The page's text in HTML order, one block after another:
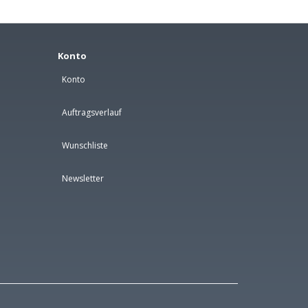
Konto
Konto
Auftragsverlauf
Wunschliste
Newsletter